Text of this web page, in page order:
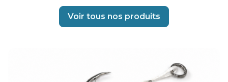
Voir tous nos produits